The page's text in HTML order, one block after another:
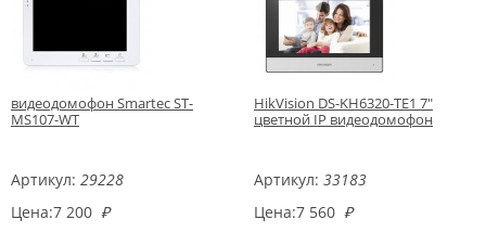
видеодомофон Smartec ST-
MS107-WT
Артикул: 29228
Цена:7 200 ₽
HikVision DS-KH6320-TE1 7"
цветной IP видеодомофон
Артикул: 33183
Цена:7 560 ₽